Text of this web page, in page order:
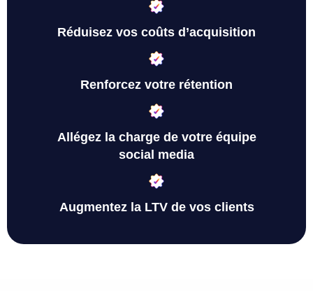
Réduisez vos coûts d’acquisition
Renforcez votre rétention
Allégez la charge de votre équipe
social media
Augmentez la LTV de vos clients